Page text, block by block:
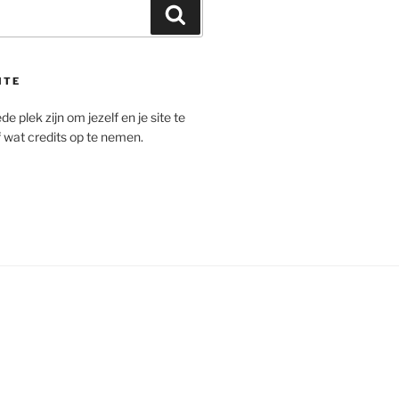
plek zijn om jezelf en je site te
credits op te nemen.